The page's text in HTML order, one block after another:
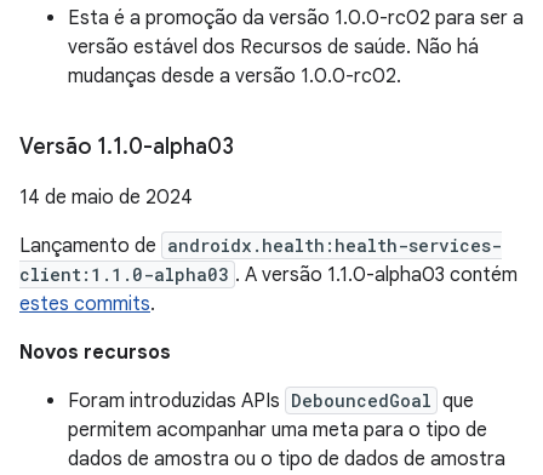
Esta é a promoção da versão 1.0.0-rc02 para ser a
versão estável dos Recursos de saúde. Não há
mudanças desde a versão 1.0.0-rc02.
Versão 1.1.0-alpha03
14 de maio de 2024
Lançamento de androidx.health:health-services-
client:1.1.0-alpha03 . A versão 1.1.0-alpha03 contém
estes commits.
Novos recursos
Foram introduzidas APIs DebouncedGoal que
permitem acompanhar uma meta para o tipo de
dados de amostra ou o tipo de dados de amostra